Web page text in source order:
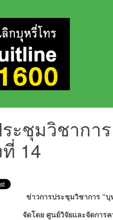
ะชุมวิชากา
14
ข่าวการประชุมวิชาการ “
จัดโดย ศูนย์วิจัยและจัดการ